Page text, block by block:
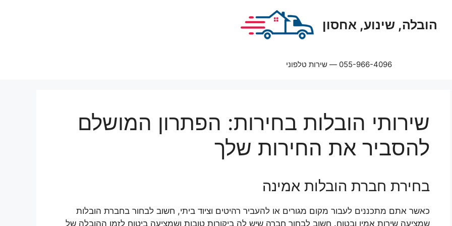
הובלה, שינוע, אחסון
055-966-4096 — שירות טלפוני
שירותי הובלות בחירות: הפתרון המושלם
להסביר את החירות שלך
בחירת חברת הובלות אמינה
כאשר אתם מתכננים לעבור מקום מגורים או להעביר רהיטים וציוד ביתי, חשוב לבחור בחברת הובלות
שמציעה שירות אמין ובטוח. חשוב לבחור חברה שיש לה ביקורות טובות ושמציעה ביטוח לזמן ההובלה של